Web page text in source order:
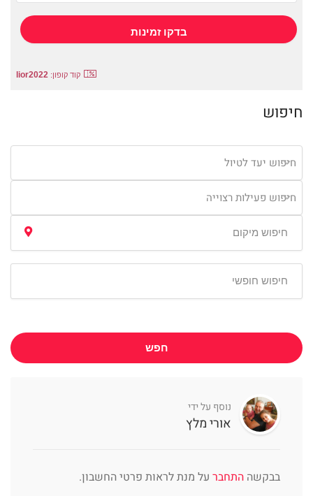
קוד קופון: lior2022
חיפוש
חיפוש יעד לטיול
חיפוש פעילות רצוייה
חפש
נוסף על ידי
אורי מלץ
בבקשה התחבר על מנת לראות פרטי החשבון.